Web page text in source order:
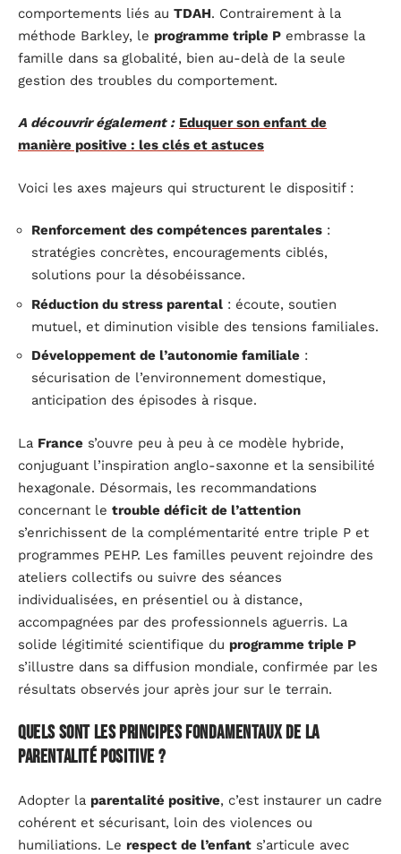
comportements liés au TDAH. Contrairement à la
méthode Barkley, le programme triple P embrasse la
famille dans sa globalité, bien au-delà de la seule
gestion des troubles du comportement.
A découvrir également : Eduquer son enfant de
manière positive : les clés et astuces
Voici les axes majeurs qui structurent le dispositif :
Renforcement des compétences parentales :
stratégies concrètes, encouragements ciblés,
solutions pour la désobéissance.
Réduction du stress parental : écoute, soutien
mutuel, et diminution visible des tensions familiales.
Développement de l’autonomie familiale :
sécurisation de l’environnement domestique,
anticipation des épisodes à risque.
La France s’ouvre peu à peu à ce modèle hybride,
conjuguant l’inspiration anglo-saxonne et la sensibilité
hexagonale. Désormais, les recommandations
concernant le trouble déficit de l’attention
s’enrichissent de la complémentarité entre triple P et
programmes PEHP. Les familles peuvent rejoindre des
ateliers collectifs ou suivre des séances
individualisées, en présentiel ou à distance,
accompagnées par des professionnels aguerris. La
solide légitimité scientifique du programme triple P
s’illustre dans sa diffusion mondiale, confirmée par les
résultats observés jour après jour sur le terrain.
Quels sont les principes fondamentaux de la
parentalité positive ?
Adopter la parentalité positive, c’est instaurer un cadre
cohérent et sécurisant, loin des violences ou
humiliations. Le respect de l’enfant s’articule avec